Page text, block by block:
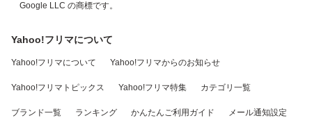
Google LLC の商標です。
Yahoo!フリマについて
Yahoo!フリマについて Yahoo!フリマからのお知らせ
Yahoo!フリマトピックス Yahoo!フリマ特集 カテゴリ一覧
ブランド一覧 ランキング かんたんご利用ガイド メール通知設定